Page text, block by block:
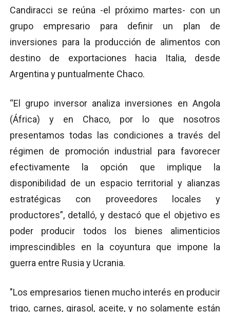
Candiracci se reúna -el próximo martes- con un
grupo empresario para definir un plan de
inversiones para la producción de alimentos con
destino de exportaciones hacia Italia, desde
Argentina y puntualmente Chaco.
“El grupo inversor analiza inversiones en Angola
(África) y en Chaco, por lo que nosotros
presentamos todas las condiciones a través del
régimen de promoción industrial para favorecer
efectivamente la opción que implique la
disponibilidad de un espacio territorial y alianzas
estratégicas con proveedores locales y
productores”, detalló, y destacó que el objetivo es
poder producir todos los bienes alimenticios
imprescindibles en la coyuntura que impone la
guerra entre Rusia y Ucrania.
"Los empresarios tienen mucho interés en producir
trigo, carnes, girasol, aceite, y no solamente están